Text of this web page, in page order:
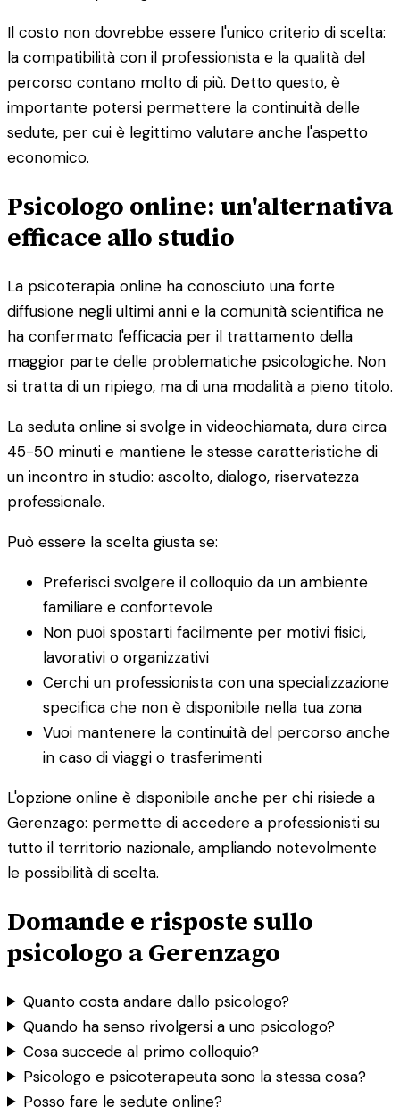
Il costo non dovrebbe essere l'unico criterio di scelta:
la compatibilità con il professionista e la qualità del
percorso contano molto di più. Detto questo, è
importante potersi permettere la continuità delle
sedute, per cui è legittimo valutare anche l'aspetto
economico.
Psicologo online: un'alternativa
efficace allo studio
La psicoterapia online ha conosciuto una forte
diffusione negli ultimi anni e la comunità scientifica ne
ha confermato l'efficacia per il trattamento della
maggior parte delle problematiche psicologiche. Non
si tratta di un ripiego, ma di una modalità a pieno titolo.
La seduta online si svolge in videochiamata, dura circa
45-50 minuti e mantiene le stesse caratteristiche di
un incontro in studio: ascolto, dialogo, riservatezza
professionale.
Può essere la scelta giusta se:
Preferisci svolgere il colloquio da un ambiente
familiare e confortevole
Non puoi spostarti facilmente per motivi fisici,
lavorativi o organizzativi
Cerchi un professionista con una specializzazione
specifica che non è disponibile nella tua zona
Vuoi mantenere la continuità del percorso anche
in caso di viaggi o trasferimenti
L'opzione online è disponibile anche per chi risiede a
Gerenzago: permette di accedere a professionisti su
tutto il territorio nazionale, ampliando notevolmente
le possibilità di scelta.
Domande e risposte sullo
psicologo a Gerenzago
Quanto costa andare dallo psicologo?
Quando ha senso rivolgersi a uno psicologo?
Cosa succede al primo colloquio?
Psicologo e psicoterapeuta sono la stessa cosa?
Posso fare le sedute online?